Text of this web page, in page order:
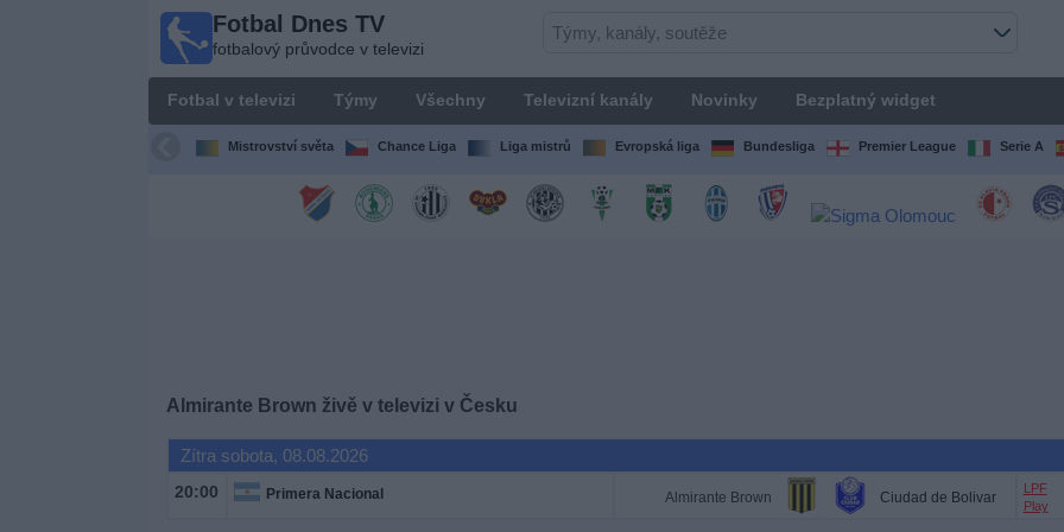
Fotbal Dnes TV
fotbalový průvodce v televizi
Fotbal v televizi Týmy Všechny Televizní kanály Novinky Bezplatný widget
Mistrovství světa Chance Liga Liga mistrů Evropská liga Bundesliga Premier League Serie A
Almirante Brown živě v televizi v Česku
Zítra sobota, 08.08.2026
20:00 Primera Nacional Almirante Brown Ciudad de Bolivar
LPF
Play